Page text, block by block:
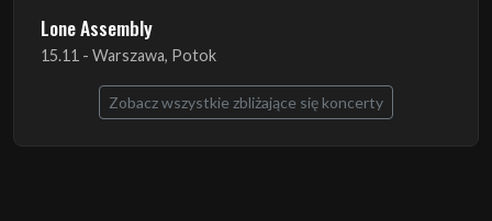
Lone Assembly
15.11 - Warszawa, Potok
Zobacz wszystkie zbliżające się koncerty